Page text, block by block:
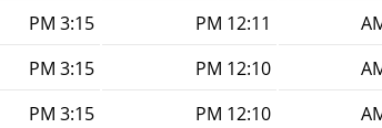
12:11 PM
3:15 PM
12:10 PM
3:15 PM
12:10 PM
3:15 PM